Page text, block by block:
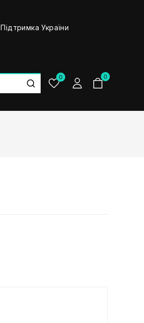
Підтримка України
0
0